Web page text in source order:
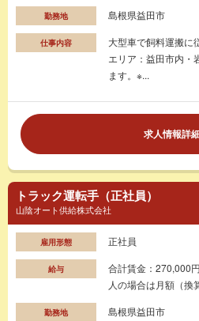
勤務地 島根県益田市
仕事内容
大型車で飼料運搬に
エリア：益田市内・
ます。※...
求人情報詳
トラック運転手（正社員）
山陰オート供給株式会社
雇用形態 正社員
給与
合計賃金：270,000
人の場合は月額（換
勤務地 島根県益田市